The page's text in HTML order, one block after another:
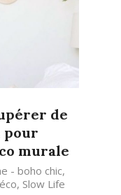
de
pour
murale
- boho chic,
, Slow Life